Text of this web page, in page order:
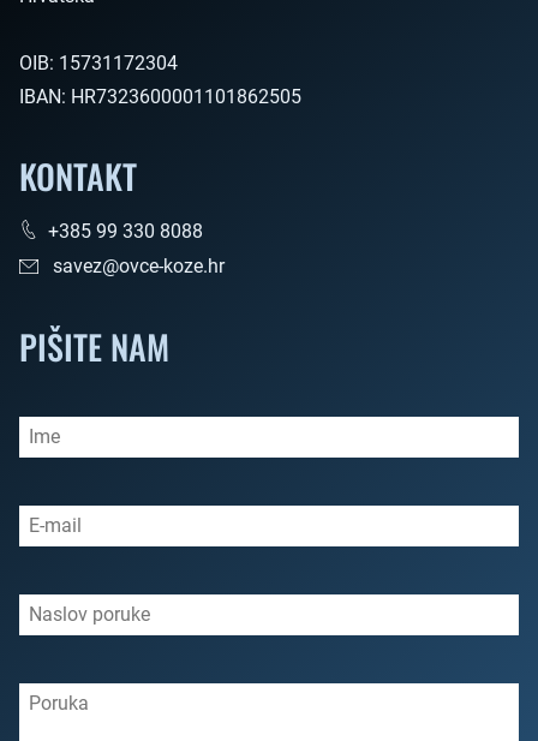
OIB: 15731172304
IBAN: HR7323600001101862505
KONTAKT
+385 99 330 8088
savez@ovce-koze.hr
PIŠITE NAM